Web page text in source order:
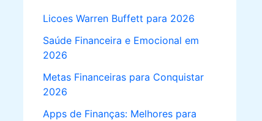
Licoes Warren Buffett para 2026
Saúde Financeira e Emocional em
2026
Metas Financeiras para Conquistar
2026
Apps de Finanças: Melhores para